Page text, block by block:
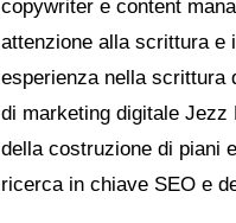
copywriter e content
attenzione alla scrittura e
esperienza nella scrittura
di marketing digitale Jezz
della costruzione di piani
ricerca in chiave SEO e